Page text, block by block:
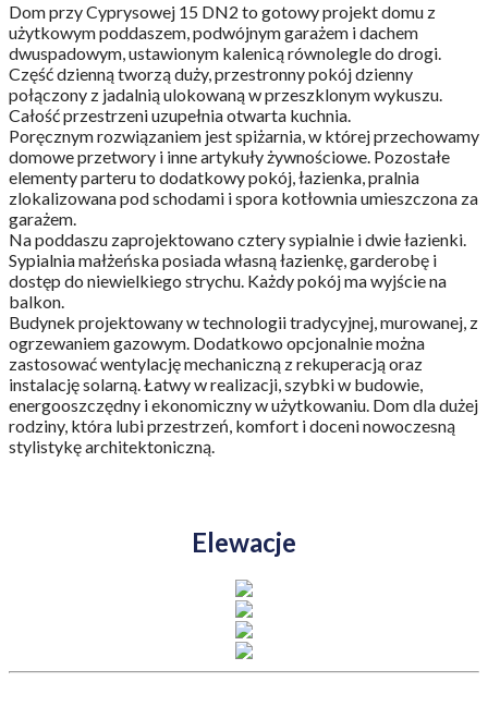
Dom przy Cyprysowej 15 DN2 to gotowy projekt domu z
użytkowym poddaszem, podwójnym garażem i dachem
dwuspadowym, ustawionym kalenicą równolegle do drogi.
Część dzienną tworzą duży, przestronny pokój dzienny
połączony z jadalnią ulokowaną w przeszklonym wykuszu.
Całość przestrzeni uzupełnia otwarta kuchnia.
Poręcznym rozwiązaniem jest spiżarnia, w której przechowamy
domowe przetwory i inne artykuły żywnościowe. Pozostałe
elementy parteru to dodatkowy pokój, łazienka, pralnia
zlokalizowana pod schodami i spora kotłownia umieszczona za
garażem.
Na poddaszu zaprojektowano cztery sypialnie i dwie łazienki.
Sypialnia małżeńska posiada własną łazienkę, garderobę i
dostęp do niewielkiego strychu. Każdy pokój ma wyjście na
balkon.
Budynek projektowany w technologii tradycyjnej, murowanej, z
ogrzewaniem gazowym. Dodatkowo opcjonalnie można
zastosować wentylację mechaniczną z rekuperacją oraz
instalację solarną. Łatwy w realizacji, szybki w budowie,
energooszczędny i ekonomiczny w użytkowaniu. Dom dla dużej
rodziny, która lubi przestrzeń, komfort i doceni nowoczesną
stylistykę architektoniczną.
Elewacje